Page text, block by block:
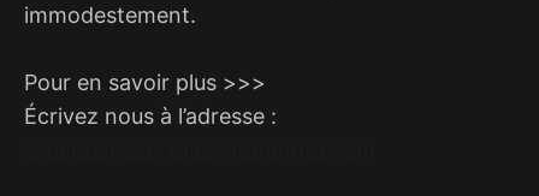
immodestement.
Pour en savoir plus >>>
Écrivez nous à l’adresse :